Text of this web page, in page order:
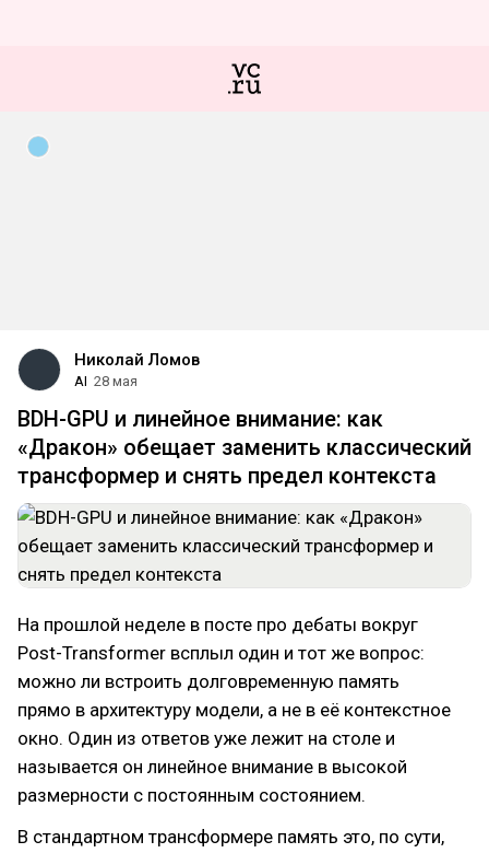
Николай Ломов
AI 28 мая
BDH-GPU и линейное внимание: как
«Дракон» обещает заменить классический
трансформер и снять предел контекста
На прошлой неделе в посте про дебаты вокруг
Post-Transformer всплыл один и тот же вопрос:
можно ли встроить долговременную память
прямо в архитектуру модели, а не в её контекстное
окно. Один из ответов уже лежит на столе и
называется он линейное внимание в высокой
размерности с постоянным состоянием.
В стандартном трансформере память это, по сути,